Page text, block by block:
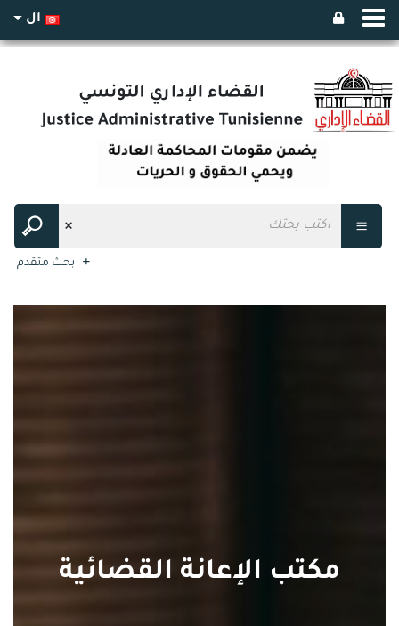
ال
بحث متقدم
مكتب الإعانة القضائية